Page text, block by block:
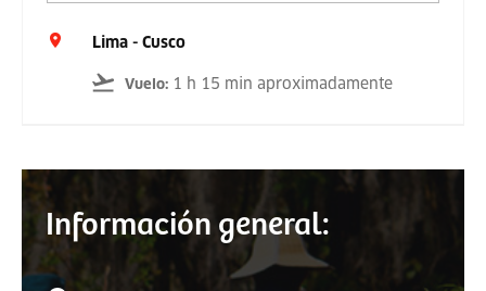
Lima - Cusco
Vuelo: 1 h 15 min aproximadamente
Información general: